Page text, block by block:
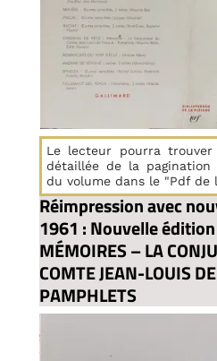
Réimpression avec
1961 : Nouvelle
MÉMOIRES – LA
COMTE JEAN-LOUIS
PAMPHLETS
Le lecteur pourra
détaillée de la
du volume dans le "Pdf de